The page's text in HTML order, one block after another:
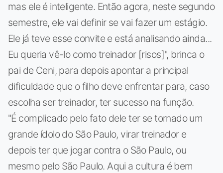
mas ele é inteligente. Então agora, neste segundo
semestre, ele vai definir se vai fazer um estágio.
Ele já teve esse convite e está analisando ainda...
Eu queria vê-lo como treinador [risos]", brinca o
pai de Ceni, para depois apontar a principal
dificuldade que o filho deve enfrentar para, caso
escolha ser treinador, ter sucesso na função.
"É complicado pelo fato dele ter se tornado um
grande ídolo do São Paulo, virar treinador e
depois ter que jogar contra o São Paulo, ou
mesmo pelo São Paulo. Aqui a cultura é bem